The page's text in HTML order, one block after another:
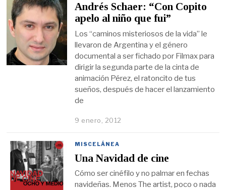
Andrés Schaer: “Con Copito
apelo al niño que fui”
Los “caminos misteriosos de la vida” le
llevaron de Argentina y el género
documental a ser fichado por Filmax para
dirigir la segunda parte de la cinta de
animación Pérez, el ratoncito de tus
sueños, después de hacer el lanzamiento
de
9 enero, 2012
MISCELÁNEA
Una Navidad de cine
Cómo ser cinéfilo y no palmar en fechas
navideñas. Menos The artist, poco o nada